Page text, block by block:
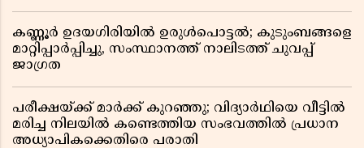
കണ്ണൂർ ഉദയഗിരിയിൽ ഉരുൾപൊട്ടൽ; കുടുംബങ്ങളെ
മാറ്റിപ്പാർപ്പിച്ചു, സംസ്ഥാനത്ത് നാലിടത്ത് ചുവപ്പ്
ജാഗ്രത
പരീക്ഷയ്ക്ക് മാർക്ക് കുറഞ്ഞു; വിദ്യാർഥിയെ വീട്ടിൽ
മരിച്ച നിലയിൽ കണ്ടെത്തിയ സംഭവത്തിൽ പ്രധാന
അധ്യാപികക്കെതിരെ പരാതി